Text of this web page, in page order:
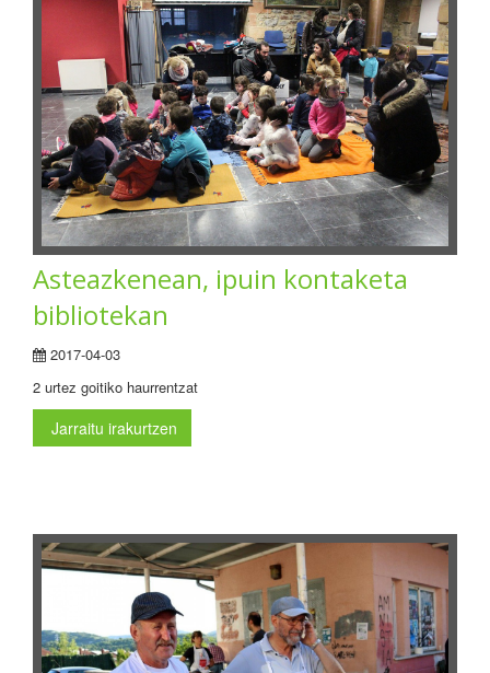
Asteazkenean, ipuin kontaketa
bibliotekan
2017-04-03
2 urtez goitiko haurrentzat
Jarraitu irakurtzen